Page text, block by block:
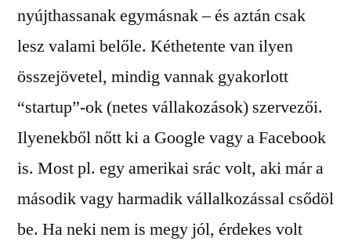
nyújthassanak egymásnak – és aztán csak
lesz valami belőle. Kéthetente van ilyen
összejövetel, mindig vannak gyakorlott
“startup”-ok (netes vállakozások) szervezői.
Ilyenekből nőtt ki a Google vagy a Facebook
is. Most pl. egy amerikai srác volt, aki már a
második vagy harmadik vállalkozással csődöl
be. Ha neki nem is megy jól, érdekes volt